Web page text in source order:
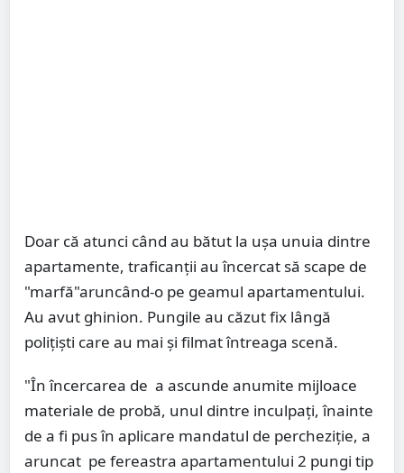
Doar că atunci când au bătut la ușa unuia dintre
apartamente, traficanții au încercat să scape de
"marfă"aruncând-o pe geamul apartamentului.
Au avut ghinion. Pungile au căzut fix lângă
polițiști care au mai și filmat întreaga scenă.
"În încercarea de a ascunde anumite mijloace
materiale de probă, unul dintre inculpați, înainte
de a fi pus în aplicare mandatul de percheziție, a
aruncat pe fereastra apartamentului 2 pungi tip